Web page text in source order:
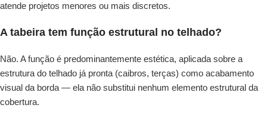
atende projetos menores ou mais discretos.
A tabeira tem função estrutural no telhado?
Não. A função é predominantemente estética, aplicada sobre a
estrutura do telhado já pronta (caibros, terças) como acabamento
visual da borda — ela não substitui nenhum elemento estrutural da
cobertura.